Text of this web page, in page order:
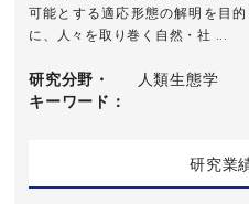
可能とする適応形態の解明を目
に、人々を取り巻く自然・社 ...
研究分野・
キーワード
人類生態学
研究業